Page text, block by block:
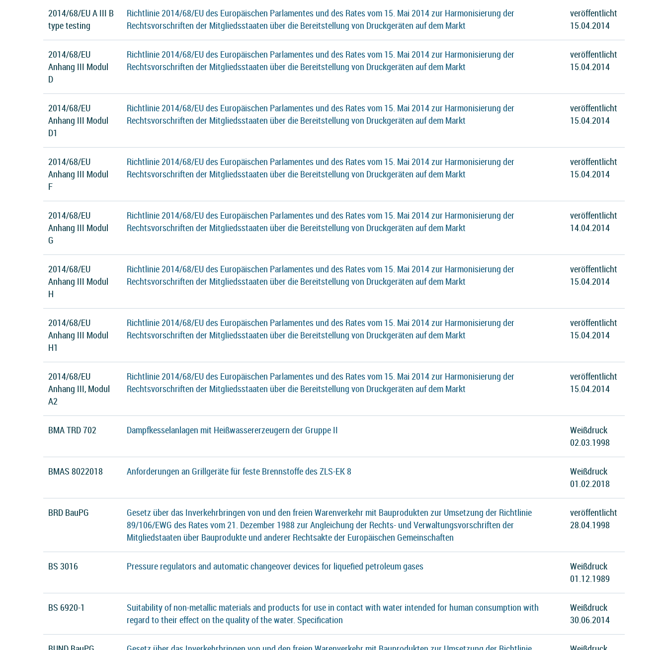
2014/68/EU A III B
type testing
Richtlinie 2014/68/EU des Europäischen Parlamentes und des Rates vom 15. Mai 2014 zur Harmonisierung der
Rechtsvorschriften der Mitgliedsstaaten über die Bereitstellung von Druckgeräten auf dem Markt
veröffentlicht
15.04.2014
2014/68/EU
Anhang III Modul
D
Richtlinie 2014/68/EU des Europäischen Parlamentes und des Rates vom 15. Mai 2014 zur Harmonisierung der
Rechtsvorschriften der Mitgliedsstaaten über die Bereitstellung von Druckgeräten auf dem Markt
veröffentlicht
15.04.2014
2014/68/EU
Anhang III Modul
D1
Richtlinie 2014/68/EU des Europäischen Parlamentes und des Rates vom 15. Mai 2014 zur Harmonisierung der
Rechtsvorschriften der Mitgliedsstaaten über die Bereitstellung von Druckgeräten auf dem Markt
veröffentlicht
15.04.2014
2014/68/EU
Anhang III Modul
F
Richtlinie 2014/68/EU des Europäischen Parlamentes und des Rates vom 15. Mai 2014 zur Harmonisierung der
Rechtsvorschriften der Mitgliedsstaaten über die Bereitstellung von Druckgeräten auf dem Markt
veröffentlicht
15.04.2014
2014/68/EU
Anhang III Modul
G
Richtlinie 2014/68/EU des Europäischen Parlamentes und des Rates vom 15. Mai 2014 zur Harmonisierung der
Rechtsvorschriften der Mitgliedsstaaten über die Bereitstellung von Druckgeräten auf dem Markt
veröffentlicht
14.04.2014
2014/68/EU
Anhang III Modul
H
Richtlinie 2014/68/EU des Europäischen Parlamentes und des Rates vom 15. Mai 2014 zur Harmonisierung der
Rechtsvorschriften der Mitgliedsstaaten über die Bereitstellung von Druckgeräten auf dem Markt
veröffentlicht
15.04.2014
2014/68/EU
Anhang III Modul
H1
Richtlinie 2014/68/EU des Europäischen Parlamentes und des Rates vom 15. Mai 2014 zur Harmonisierung der
Rechtsvorschriften der Mitgliedsstaaten über die Bereitstellung von Druckgeräten auf dem Markt
veröffentlicht
15.04.2014
2014/68/EU
Anhang III, Modul
A2
Richtlinie 2014/68/EU des Europäischen Parlamentes und des Rates vom 15. Mai 2014 zur Harmonisierung der
Rechtsvorschriften der Mitgliedsstaaten über die Bereitstellung von Druckgeräten auf dem Markt
veröffentlicht
15.04.2014
BMA TRD 702 Dampfkesselanlagen mit Heißwassererzeugern der Gruppe II
Weißdruck
02.03.1998
BMAS 8022018 Anforderungen an Grillgeräte für feste Brennstoffe des ZLS-EK 8
Weißdruck
01.02.2018
BRD BauPG
Gesetz über das Inverkehrbringen von und den freien Warenverkehr mit Bauprodukten zur Umsetzung der Richtlinie
89/106/EWG des Rates vom 21. Dezember 1988 zur Angleichung der Rechts- und Verwaltungsvorschriften der
Mitgliedstaaten über Bauprodukte und anderer Rechtsakte der Europäischen Gemeinschaften
veröffentlicht
28.04.1998
BS 3016 Pressure regulators and automatic changeover devices for liquefied petroleum gases
Weißdruck
01.12.1989
BS 6920-1
Suitability of non-metallic materials and products for use in contact with water intended for human consumption with
regard to their effect on the quality of the water. Specification
Weißdruck
30.06.2014